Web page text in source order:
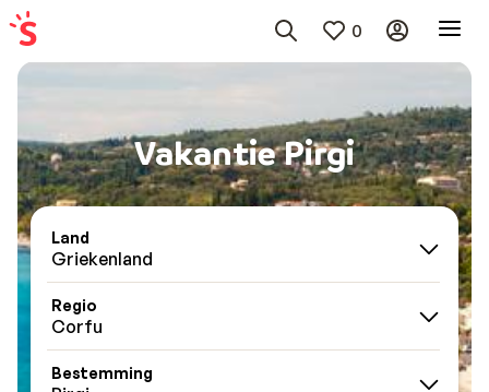
0
Vakantie Pirgi
Land
Griekenland
Regio
Corfu
Bestemming